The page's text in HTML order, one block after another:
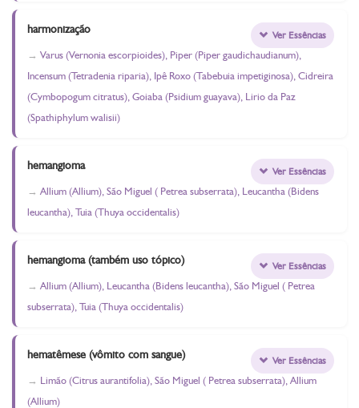
harmonização
Varus (Vernonia escorpioides), Piper (Piper gaudichaudianum),
Incensum (Tetradenia riparia), Ipê Roxo (Tabebuia impetiginosa), Cidreira
(Cymbopogum citratus), Goiaba (Psidium guayava), Lirio da Paz
(Spathiphylum walisii)
Ver Essências
hemangioma
Allium (Allium), São Miguel ( Petrea subserrata), Leucantha (Bidens
leucantha), Tuia (Thuya occidentalis)
Ver Essências
hemangioma (também uso tópico)
Allium (Allium), Leucantha (Bidens leucantha), São Miguel ( Petrea
subserrata), Tuia (Thuya occidentalis)
Ver Essências
hematêmese (vômito com sangue)
Limão (Citrus aurantifolia), São Miguel ( Petrea subserrata), Allium
(Allium)
Ver Essências